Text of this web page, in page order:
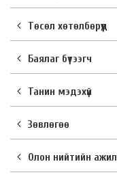
Төсөл хөтөлбөрүүд
Баялаг бүтээгч
Танин мэдэхүй
Зөвлөгөө
Олон нийтийн ажил